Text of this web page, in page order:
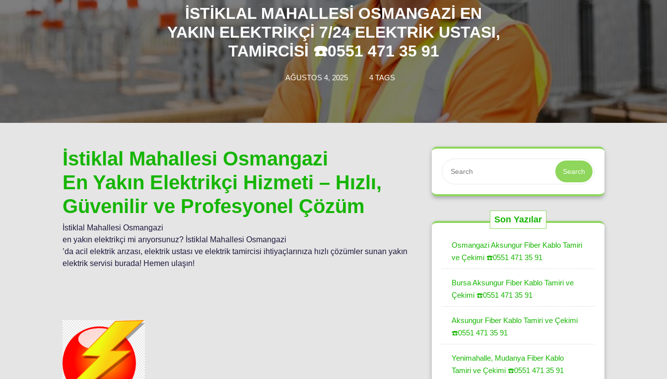
İSTIKLAL MAHALLESI OSMANGAZI EN
YAKIN ELEKTRIKÇI 7/24 ELEKTRIK USTASI,
TAMIRCISI ☎️0551 471 35 91
AĞUSTOS 4, 2025 4 TAGS
İstiklal Mahallesi Osmangazi
En Yakın Elektrikçi Hizmeti – Hızlı,
Güvenilir ve Profesyonel Çözüm
İstiklal Mahallesi Osmangazi
en yakın elektrikçi mi arıyorsunuz? İstiklal Mahallesi Osmangazi
’da acil elektrik arızası, elektrik ustası ve elektrik tamircisi ihtiyaçlarınıza hızlı çözümler sunan yakın
elektrik servisi burada! Hemen ulaşın!
Search
Son Yazılar
Osmangazi Aksungur Fiber Kablo Tamiri
ve Çekimi ☎️0551 471 35 91
Bursa Aksungur Fiber Kablo Tamiri ve
Çekimi ☎️0551 471 35 91
Aksungur Fiber Kablo Tamiri ve Çekimi
☎️0551 471 35 91
Yenimahalle, Mudanya Fiber Kablo
Tamiri ve Çekimi ☎️0551 471 35 91